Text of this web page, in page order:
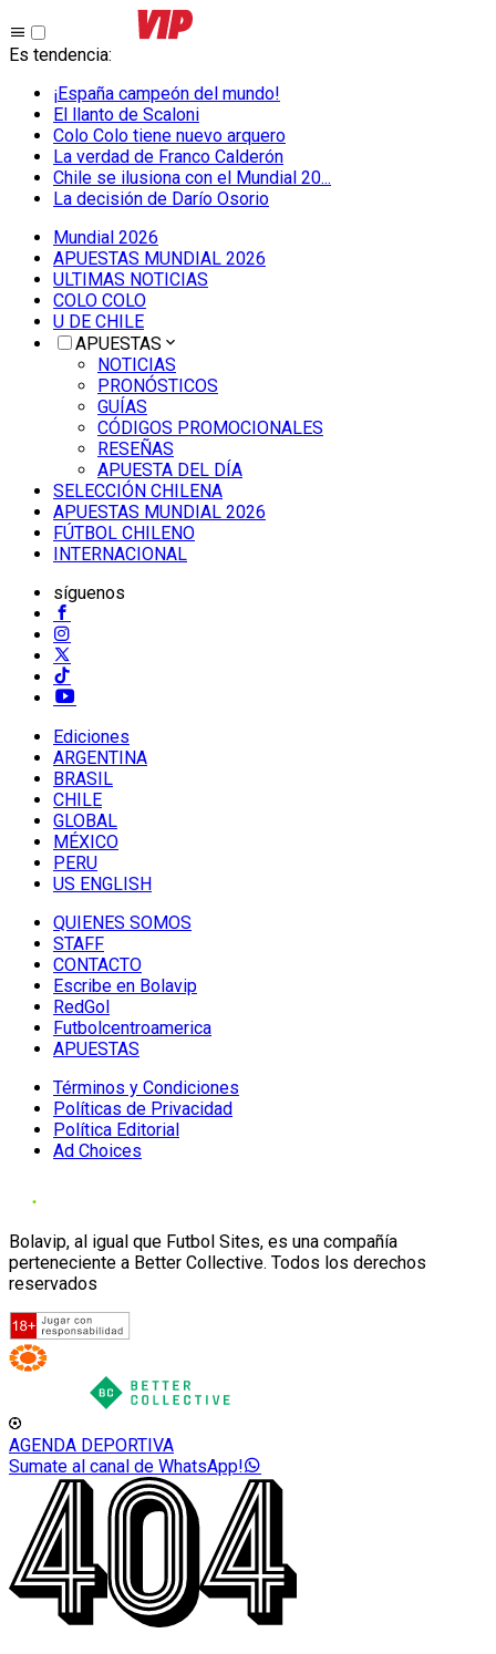
Es tendencia:
¡España campeón del mundo!
El llanto de Scaloni
Colo Colo tiene nuevo arquero
La verdad de Franco Calderón
Chile se ilusiona con el Mundial 20...
La decisión de Darío Osorio
Mundial 2026
APUESTAS MUNDIAL 2026
ULTIMAS NOTICIAS
COLO COLO
U DE CHILE
APUESTAS
NOTICIAS
PRONÓSTICOS
GUÍAS
CÓDIGOS PROMOCIONALES
RESEÑAS
APUESTA DEL DÍA
SELECCIÓN CHILENA
APUESTAS MUNDIAL 2026
FÚTBOL CHILENO
INTERNACIONAL
síguenos
Ediciones
ARGENTINA
BRASIL
CHILE
GLOBAL
MÉXICO
PERU
US ENGLISH
QUIENES SOMOS
STAFF
CONTACTO
Escribe en Bolavip
RedGol
Futbolcentroamerica
APUESTAS
Términos y Condiciones
Políticas de Privacidad
Política Editorial
Ad Choices
Bolavip, al igual que Futbol Sites, es una compañía
perteneciente a Better Collective. Todos los derechos
reservados
AGENDA DEPORTIVA
Sumate al canal de WhatsApp!